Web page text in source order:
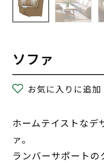
ソファ
お気に入りに追加
ホームテイストなデ
ァ。
ランバーサポート